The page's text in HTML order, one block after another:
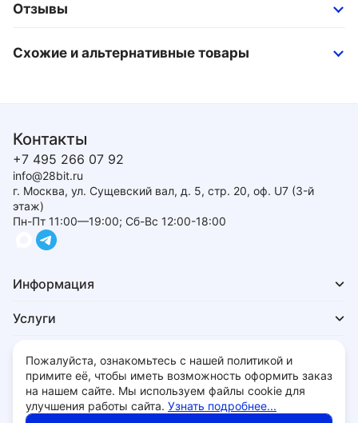
Отзывы
Схожие и альтернативные товары
Контакты
+7 495 266 07 92
info@28bit.ru
г. Москва, ул. Сущевский вал, д. 5, стр. 20, оф. U7 (3-й
этаж)
Пн-Пт 11:00—19:00; Сб-Вс 12:00-18:00
Информация
Услуги
Для покупателей
Политика обработки персональных данных
Пожалуйста, ознакомьтесь с нашей политикой и
примите её, чтобы иметь возможность оформить заказ
на нашем сайте. Мы используем файлы cookie для
улучшения работы сайта. Узнать подробнее...